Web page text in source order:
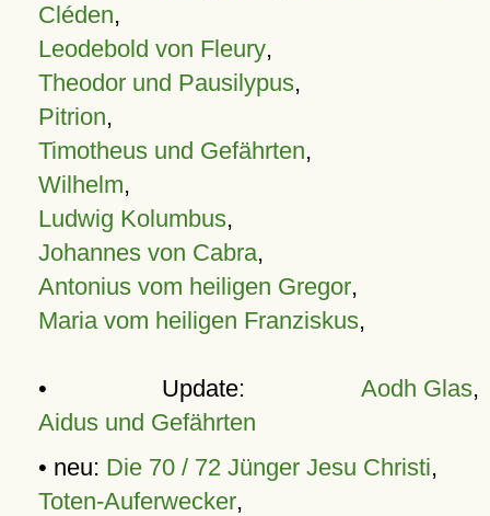
Cléden,
Leodebold von Fleury,
Theodor und Pausilypus,
Pitrion,
Timotheus und Gefährten,
Wilhelm,
Ludwig Kolumbus,
Johannes von Cabra,
Antonius vom heiligen Gregor,
Maria vom heiligen Franziskus,
• Update: Aodh Glas,
Aidus und Gefährten
• neu: Die 70 / 72 Jünger Jesu Christi,
Toten-Auferwecker,